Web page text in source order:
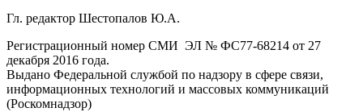
Гл. редактор Шестопалов Ю.А.
Регистрационный номер СМИ ЭЛ № ФС77-68214 от 27
декабря 2016 года.
Выдано Федеральной службой по надзору в сфере связи,
информационных технологий и массовых коммуникаций
(Роскомнадзор)